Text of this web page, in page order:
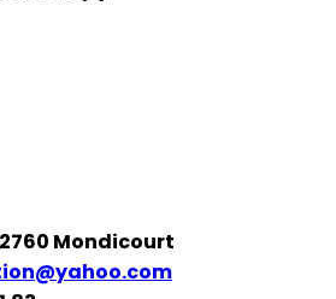
Mondicourt